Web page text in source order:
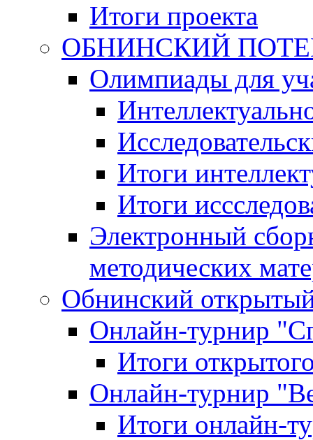
Итоги проекта
ОБНИНСКИЙ
Олимпиады для
Итоги
Итоги
Электронный
методических
Обнинский
Онлайн-турнир
Итоги
Онлайн-турнир
Итоги онлайн-